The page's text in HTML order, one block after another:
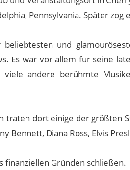
Pennsylvania. Später zog
und
Es war vor allem für seine
andere berühmte
traten dort einige der größten
Bennett, Diana Ross, Elvis
finanziellen Gründen schließen.